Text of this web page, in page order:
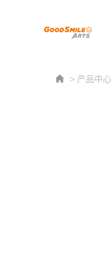
> 产品中心